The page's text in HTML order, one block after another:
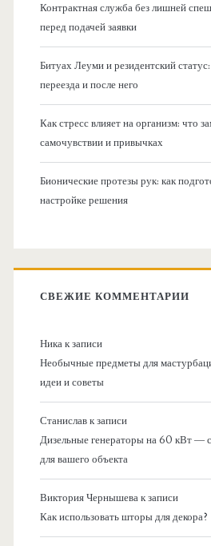
Контрактная служба без лишней
перед подачей заявки
Битуах Леуми и резидентский
переезда и после него
Как стресс влияет на организм: что
самочувствии и привычках
Бионические протезы рук: как
настройке решения
СВЕЖИЕ КОММЕНТАРИИ
Никак записи
Необычные предметы для
идеи и советы
Станиславк записи
Дизельные генераторы на 60 кВт —
для вашего объекта
Виктория Чернышевак записи
Как использовать шторы для декора?